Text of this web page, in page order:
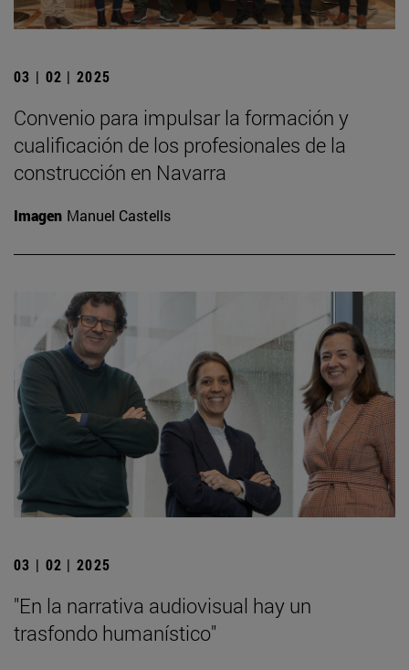
03 | 02 | 2025
Convenio para impulsar la formación y
cualificación de los profesionales de la
construcción en Navarra
Imagen Manuel Castells
03 | 02 | 2025
"En la narrativa audiovisual hay un
trasfondo humanístico"